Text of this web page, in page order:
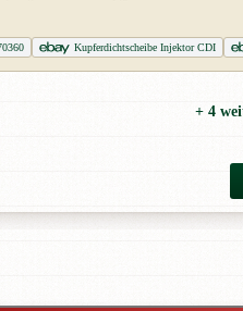
Kupferdichtscheibe Injektor CDI
+ 4